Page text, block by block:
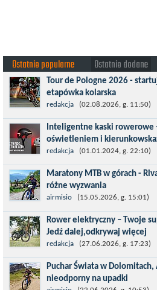
Ostatnio popularne Ostatnio dodane
Tour de Pologne 2026 -
etapówka kolarska
Tour de Pologne 2026 to jedno z
wydarzeń sportowych w Polsce.
prestiżowego cyklu UCI World...
redakcja (02.08.2026, g. 11:50)
Inteligentne kaski rowerowe
oświetleniem i
Temat bezpieczeństwa jazdy
pory kask było odpowiedzialny
bezpieczeństwo rowerzysty,
redakcja (01.01.2024, g. 22:10)
Maratony MTB w górach -
różne wyzwania
Maj to idealny czas, by z
znacznie bardziej ambitnych
MTB....
airmisio (15.05.2026, g. 15:01)
Rower elektryczny – Twoje
Jedź dalej,odkrywaj więcej
Marzenia o dalekich podróżach
się rzeczywistością dzięki
w jednośladach....
redakcja (27.06.2026, g. 17:23)
Puchar Świata w
nieodporny na upadki